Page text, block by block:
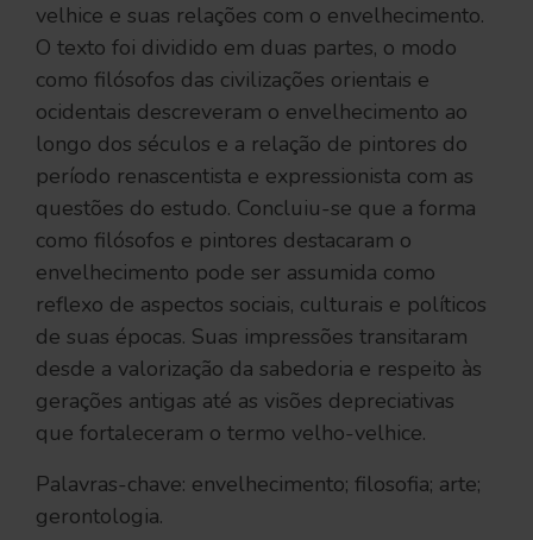
velhice e suas relações com o envelhecimento.
O texto foi dividido em duas partes, o modo
como filósofos das civilizações orientais e
ocidentais descreveram o envelhecimento ao
longo dos séculos e a relação de pintores do
período renascentista e expressionista com as
questões do estudo. Concluiu-se que a forma
como filósofos e pintores destacaram o
envelhecimento pode ser assumida como
reflexo de aspectos sociais, culturais e políticos
de suas épocas. Suas impressões transitaram
desde a valorização da sabedoria e respeito às
gerações antigas até as visões depreciativas
que fortaleceram o termo velho-velhice.
Palavras-chave: envelhecimento; filosofia; arte;
gerontologia.